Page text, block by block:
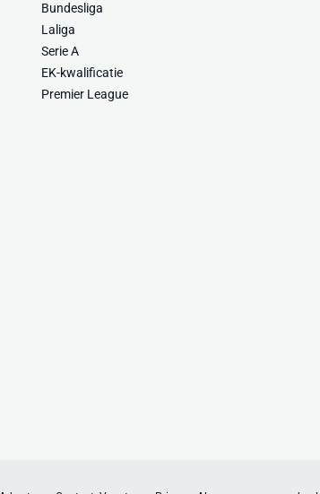
Bundesliga
Laliga
Serie A
EK-kwalificatie
Premier League